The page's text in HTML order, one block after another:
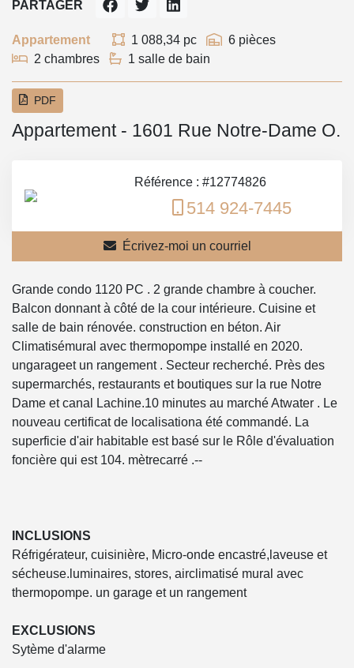
Appartement 1 088,34 pc
6 pièces
2 chambres
1 salle de bain
PARTAGER
PDF
Appartement - 1601 Rue Notre-Dame O.
Référence : #12774826
514 924-7445
Écrivez-moi un courriel
Grande condo 1120 PC . 2 grande chambre à coucher.
Balcon donnant à côté de la cour intérieure. Cuisine et
salle de bain rénovée. construction en béton. Air
Climatisémural avec thermopompe installé en 2020.
ungarageet un rangement . Secteur recherché. Près des
supermarchés, restaurants et boutiques sur la rue Notre
Dame et canal Lachine.10 minutes au marché Atwater . Le
nouveau certificat de localisationa été commandé. La
superficie d'air habitable est basé sur le Rôle d'évaluation
foncière qui est 104. mètrecarré .--
INCLUSIONS
Réfrigérateur, cuisinière, Micro-onde encastré,laveuse et
sécheuse.luminaires, stores, airclimatisé mural avec
thermopompe. un garage et un rangement
EXCLUSIONS
Sytème d'alarme